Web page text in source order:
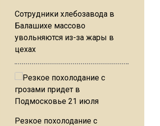
Сотрудники хлебозавода в
Балашихе массово
увольняются из-за жары в
цехах
Резкое похолодание с